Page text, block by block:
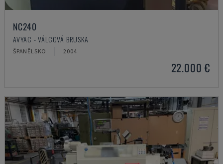
NC240
AVYAC - VÁLCOVÁ BRUSKA
ŠPANĚLSKO 2004
22.000 €